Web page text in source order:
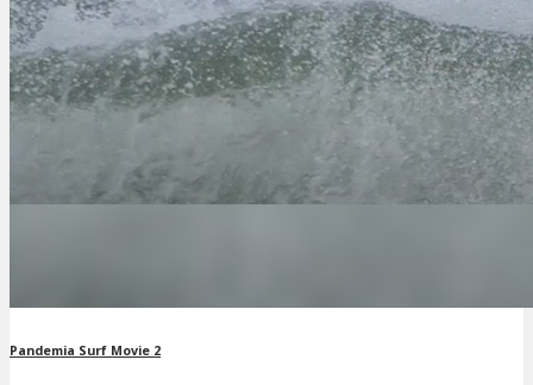
Pandemia Surf Movie 2